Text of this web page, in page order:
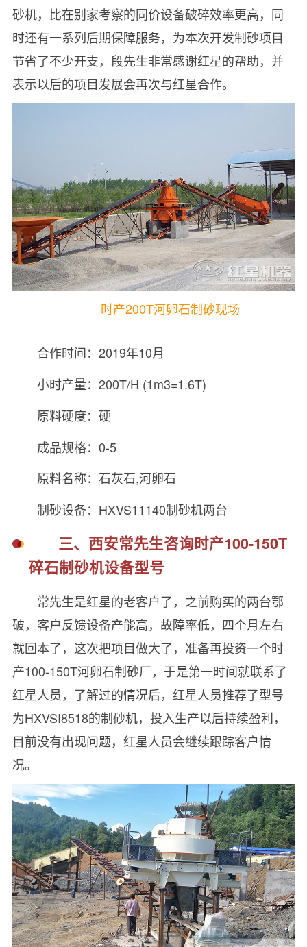
砂机，比在别家考察的同价设备破碎效率更高，同
时还有一系列后期保障服务，为本次开发制砂项目
节省了不少开支，段先生非常感谢红星的帮助，并
表示以后的项目发展会再次与红星合作。
时产200T河卵石制砂现场
合作时间：2019年10月
小时产量：200T/H (1m3=1.6T)
原料硬度：硬
成品规格：0-5
原料名称：石灰石,河卵石
制砂设备：HXVS11140制砂机两台
三、西安常先生咨询时产100-150T
碎石制砂机设备型号
常先生是红星的老客户了，之前购买的两台鄂
破，客户反馈设备产能高，故障率低，四个月左右
就回本了，这次把项目做大了，准备再投资一个时
产100-150T河卵石制砂厂，于是第一时间就联系了
红星人员，了解过的情况后，红星人员推荐了型号
为HXVSI8518的制砂机，投入生产以后持续盈利，
目前没有出现问题，红星人员会继续跟踪客户情
况。